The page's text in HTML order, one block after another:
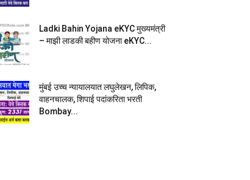
Ladki Bahin Yojana eKYC मुख्यमंत्री
– माझी लाडकी बहीण योजना eKYC...
मुंबई उच्च न्यायालयात लघुलेखन, लिपिक,
वाहनचालक, शिपाई पदांकरिता भरती
Bombay...